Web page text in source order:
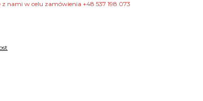
nami w celu zamówienia +48 537 198 073